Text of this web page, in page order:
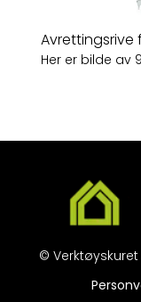
Avrettingsrive
Her er bilde av
© Verktøyskuret